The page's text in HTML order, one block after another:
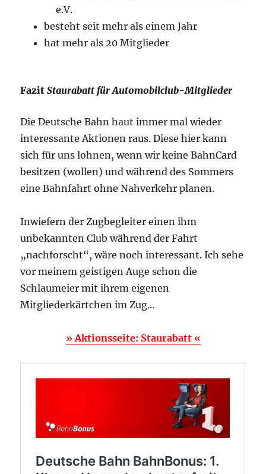
e.V.
besteht seit mehr als einem Jahr
hat mehr als 20 Mitglieder
FazitStaurabatt für Automobilclub-Mitglieder
Die Deutsche Bahn haut immer mal wieder
interessante Aktionen raus. Diese hier kann
sich für uns lohnen, wenn wir keine BahnCard
besitzen (wollen) und während des Sommers
eine Bahnfahrt ohne Nahverkehr planen.
Inwiefern der Zugbegleiter einen ihm
unbekannten Club während der Fahrt
„nachforscht“, wäre noch interessant. Ich sehe
vor meinem geistigen Auge schon die
Schlaumeier mit ihrem eigenen
Mitgliederkärtchen im Zug…
» Aktionsseite: Staurabatt «